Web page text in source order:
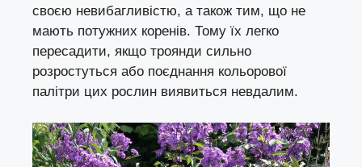
своєю невибагливістю, а також тим, що не
мають потужних коренів. Тому їх легко
пересадити, якщо троянди сильно
розростуться або поєднання кольорової
палітри цих рослин виявиться невдалим.